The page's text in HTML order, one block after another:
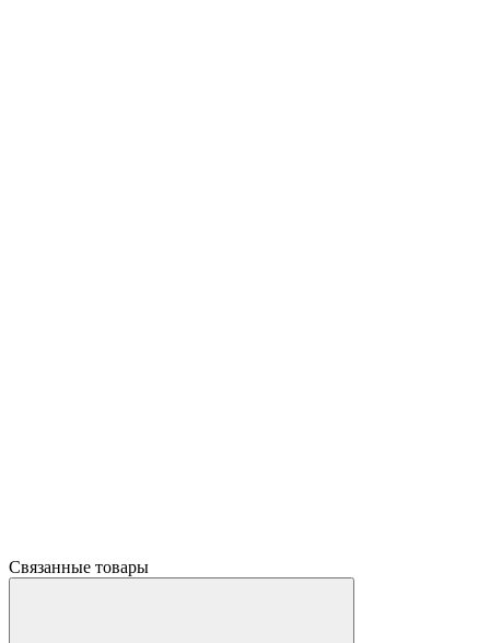
Связанные товары